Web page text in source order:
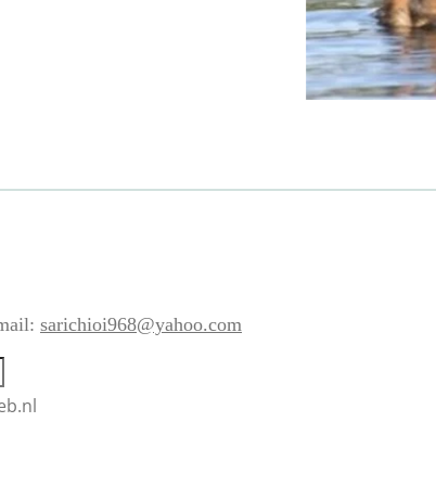
sarichioi968@yahoo.com